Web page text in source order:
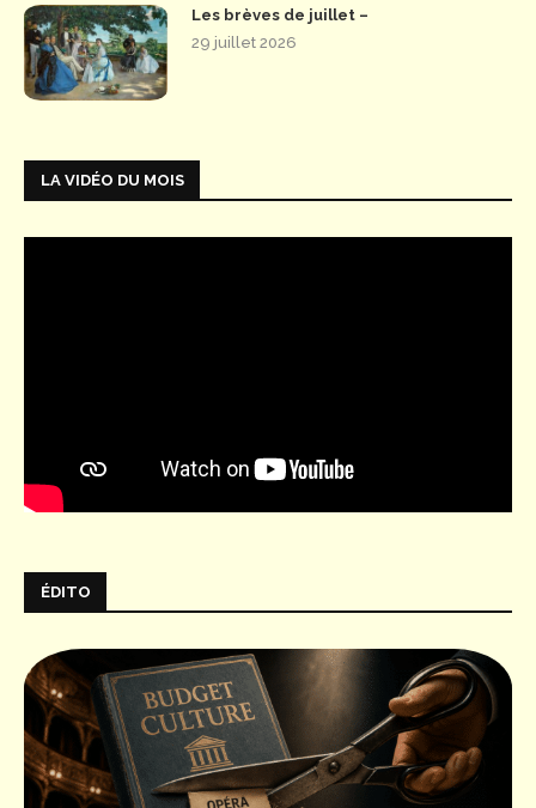
Les brèves de juillet –
29 juillet 2026
LA VIDÉO DU MOIS
ÉDITO